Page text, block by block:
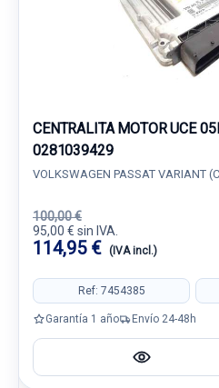
CENTRALITA MOTOR UCE
0281039429
VOLKSWAGEN PASSAT VARIANT
100,00 €
95,00 € sin IVA.
114,95 € (IVA incl.)
Ref: 7454385
Garantía 1 año Envío 24-48h